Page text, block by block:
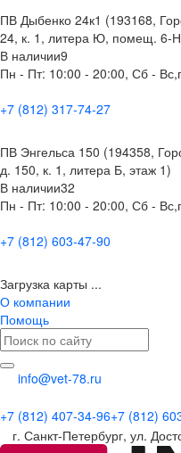
ПВ Дыбенко 24к1 (193168,
24, к. 1, литера Ю, помещ. 6-
В наличии9
Пн - Пт: 10:00 - 20:00, Сб -
+7 (812) 317-74-27
ПВ Энгельса 150 (194358,
д. 150, к. 1, литера Б, этаж 1)
В наличии32
Пн - Пт: 10:00 - 20:00, Сб -
+7 (812) 603-47-90
Загрузка карты ...
О компании
Помощь
info@vet-78.ru
+7 (812) 407-34-96+7 (812)
г. Санкт-Петербург, ул.